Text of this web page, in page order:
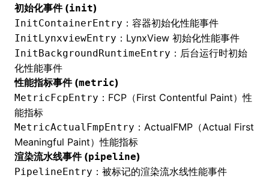
初始化事件 (init)
InitContainerEntry ：容器初始化性能事件
InitLynxviewEntry ：LynxView 初始化性能事件
InitBackgroundRuntimeEntry ：后台运行时初始
化性能事件
性能指标事件 (metric)
MetricFcpEntry ：FCP（First Contentful Paint）性
能指标
MetricActualFmpEntry ：ActualFMP（Actual First
Meaningful Paint）性能指标
渲染流水线事件 (pipeline)
PipelineEntry ： 被标记的渲染流水线性能事件